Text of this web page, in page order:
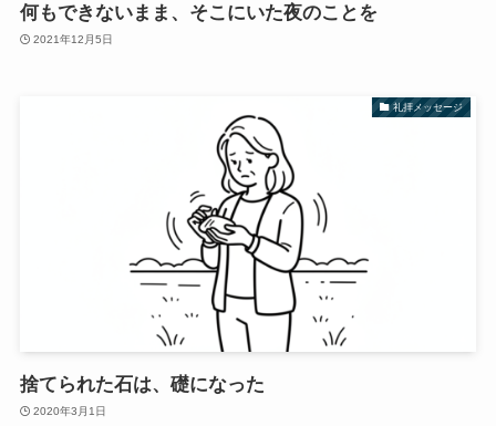
何もできないまま、そこにいた夜のことを
2021年12月5日
礼拝メッセージ
捨てられた石は、礎になった
2020年3月1日